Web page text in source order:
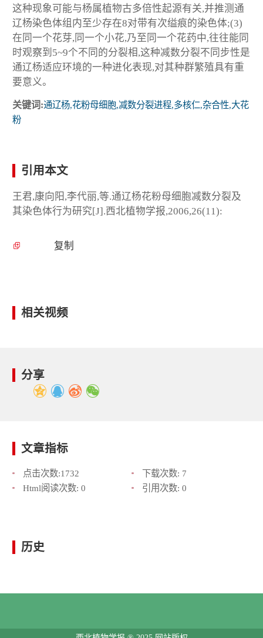
这种现象可能与杨属植物古多倍性起源有关,并推测通
辽杨染色体组内至少存在8对带有次缢痕的染色体;(3)
在同一个花芽,同一个小花,乃至同一个花药中,往往能同
时观察到5~9个不同的分裂相,这种减数分裂不同步性是
通辽杨适应环境的一种进化表现,对其种群繁殖具有重
要意义。
关键词:通辽杨,花粉母细胞,减数分裂进程,多核仁,杂合性,大花
粉
引用本文
王君,康向阳,李代丽,等.通辽杨花粉母细胞减数分裂及
其染色体行为研究[J].西北植物学报,2006,26(11):
复制
相关视频
分享
文章指标
点击次数:1732 下载次数: 7
Html阅读次数: 0 引用次数: 0
历史